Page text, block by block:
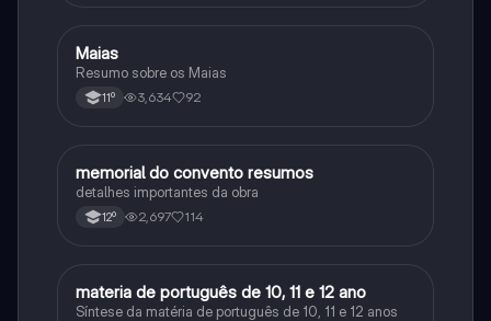
Português
Maias
Resumo sobre os Maias
11º 3,634 92
Português
memorial do convento resumos
detalhes importantes da obra
12º 2,697 114
Português
materia de português de 10, 11 e 12 ano
Síntese da matéria de português de 10, 11 e 12 anos